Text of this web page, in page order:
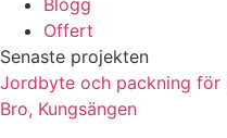
Blogg
Offert
Senaste projekten
Jordbyte och packning för
Bro, Kungsängen